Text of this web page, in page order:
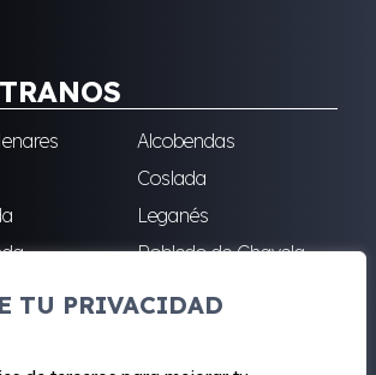
TU PRIVACIDAD
Alcobendas
Coslada
Leganés
Robledo de Chavela